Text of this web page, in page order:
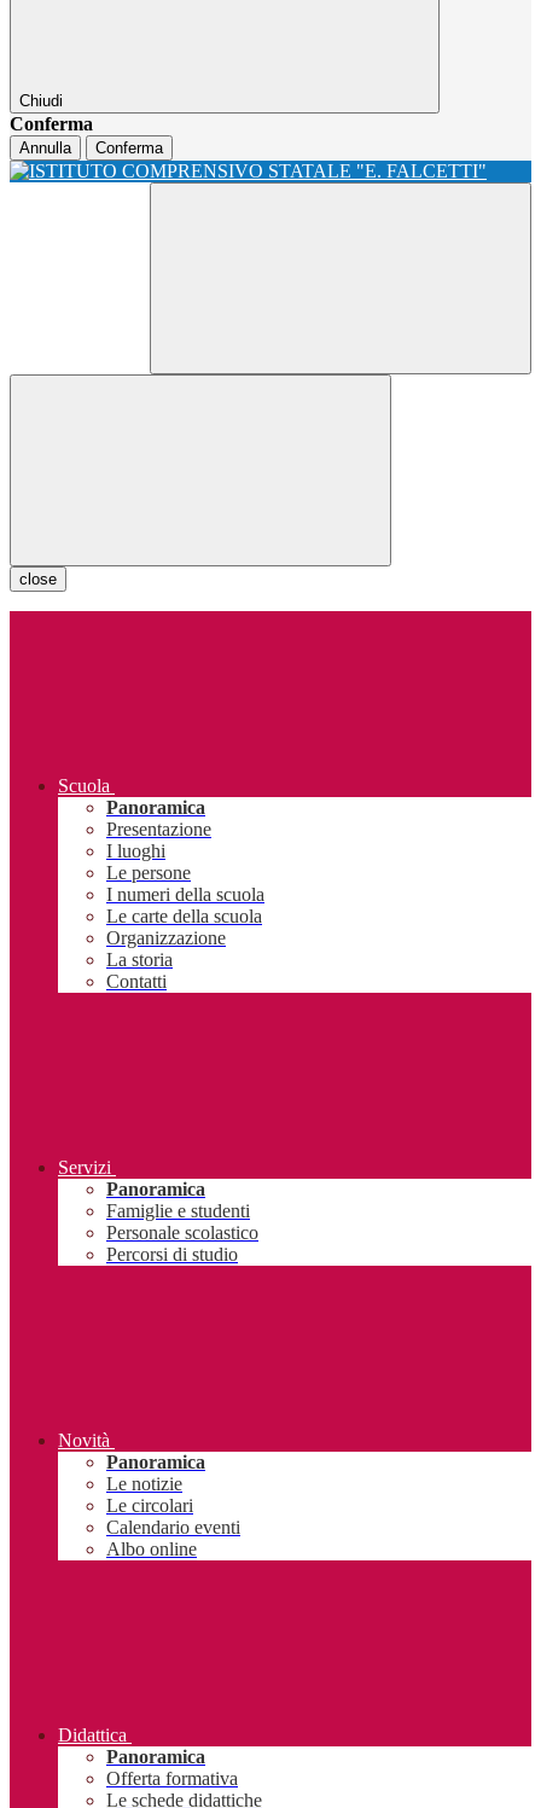
Chiudi
Conferma
Annulla Conferma
close
Scuola
Panoramica
Presentazione
I luoghi
Le persone
I numeri della scuola
Le carte della scuola
Organizzazione
La storia
Contatti
Servizi
Panoramica
Famiglie e studenti
Personale scolastico
Percorsi di studio
Novità
Panoramica
Le notizie
Le circolari
Calendario eventi
Albo online
Didattica
Panoramica
Offerta formativa
Le schede didattiche